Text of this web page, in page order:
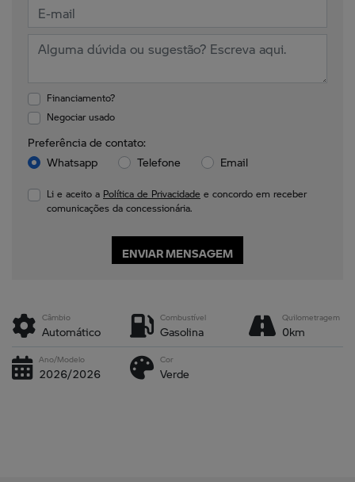
Financiamento?
Negociar usado
Preferência de contato:
Whatsapp
Telefone Email
Li e aceito a Política de Privacidade e concordo em receber
comunicações da concessionária.
ENVIAR MENSAGEM
Câmbio
Automático
Combustível
Gasolina
Quilometragem
0km
Ano/Modelo
2026/2026
Cor
Verde